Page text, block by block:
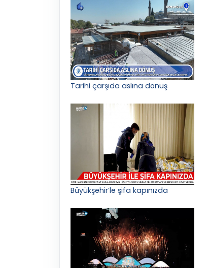
Tarihi çarşıda aslına dönüş
Büyükşehir’le şifa kapınızda